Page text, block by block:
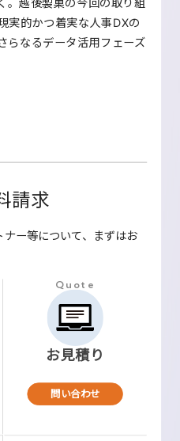
実的かつ着実な人事DXの
らなるデータ活用フェーズ
請求
ー等について、まずはお
Quote
お見積り
問い合わせ